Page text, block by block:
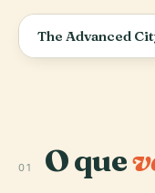
The Advanced
01 O que